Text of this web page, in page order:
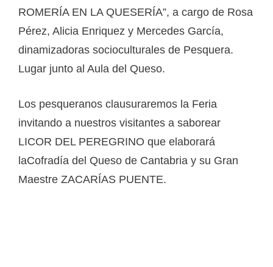
ROMERÍA EN LA QUESERÍA”, a cargo de Rosa
Pérez, Alicia Enriquez y Mercedes García,
dinamizadoras socioculturales de Pesquera.
Lugar junto al Aula del Queso.
Los pesqueranos clausuraremos la Feria
invitando a nuestros visitantes a saborear
LICOR DEL PEREGRINO que elaborará
laCofradía del Queso de Cantabria y su Gran
Maestre ZACARÍAS PUENTE.